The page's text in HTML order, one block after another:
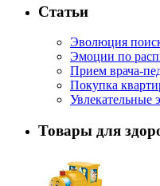
Статьи
Эволюция
Эмоции по
Прием врача-
Покупка
Увлекательные
Товары для